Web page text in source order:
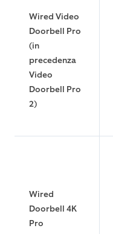
Wired Video
Doorbell Pro
(in
precedenza
Video
Doorbell Pro
2)
Wired
Doorbell 4K
Pro